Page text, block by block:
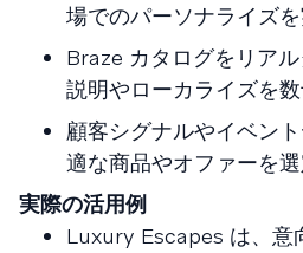
場でのパーソナライズ
Braze カタログをリア
説明やローカライズを
顧客シグナルやイベン
適な商品やオファーを
実際の活用例
Luxury Escapes は、意